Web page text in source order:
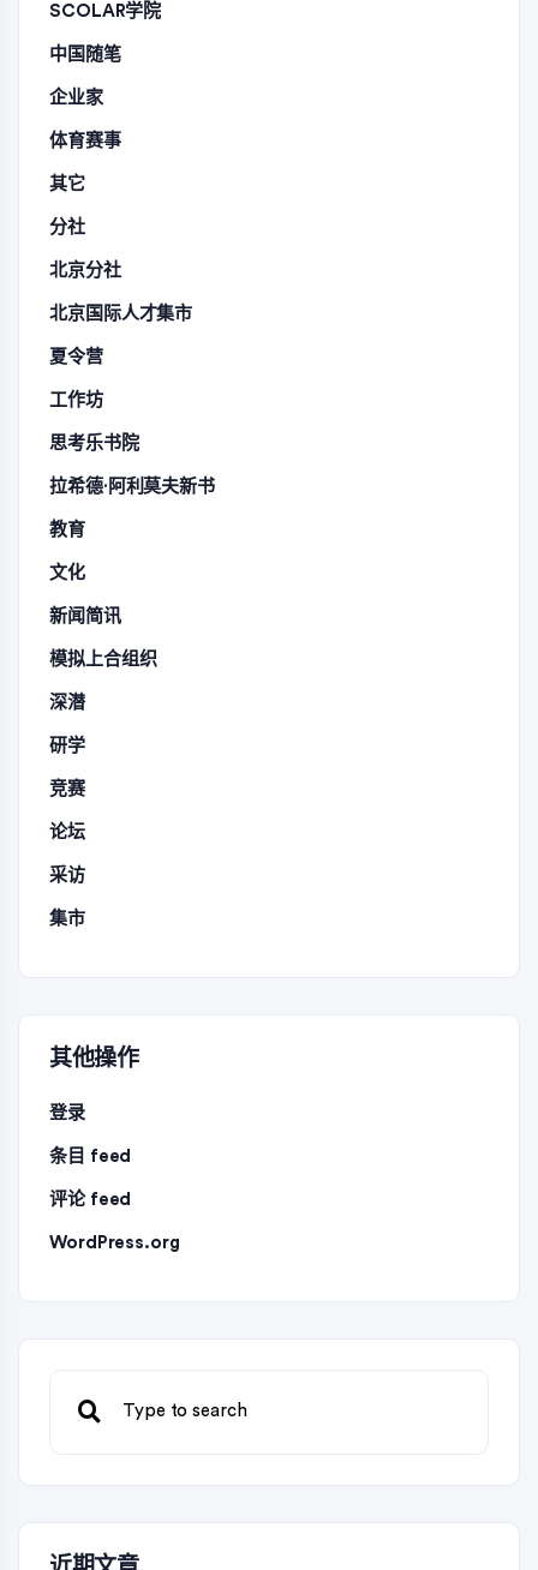
SCOLAR学院
中国随笔
企业家
体育赛事
其它
分社
北京分社
北京国际人才集市
夏令营
工作坊
思考乐书院
拉希德·阿利莫夫新书
教育
文化
新闻简讯
模拟上合组织
深潜
研学
竞赛
论坛
采访
集市
其他操作
登录
条目 feed
评论 feed
WordPress.org